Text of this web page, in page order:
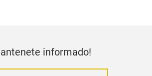
informado!